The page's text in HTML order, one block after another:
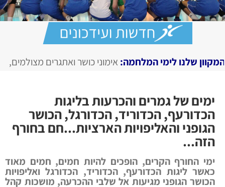
המלחמה:אימוני כושר ואתגרים מצולמים, מגזין דיגיטלי
ימים של גמרים והכרעות בליגות
הכדורעף, הכדוריד, הכדורגל, הכושר
הגופני והאליפויות הארציות...חם בחורף
הזה...
ימי החורף הקרים, הופכים להיות חמים, חמים מאוד
כאשר ליגות הכדורעף, הכדוריד, הכדורגל ואליפויות
הכושר הגופני מגיעות אל שלבי ההכרעה, מושכות קהל